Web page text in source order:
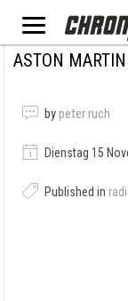
ASTON
by peter ruch
Dienstag 15
Published in